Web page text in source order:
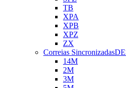
TB
XPA
XPB
XPZ
ZX
Correias Sincronizadas
14M
2M
3M